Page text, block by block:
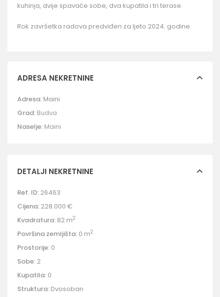
kuhinja, dvije spavaće sobe, dva kupatila i tri terase.
Rok završetka radova predviđen za ljeto 2024. godine.
ADRESA NEKRETNINE
Adresa: Maini
Grad: Budva
Naselje: Maini
DETALJI NEKRETNINE
Ref. ID: 26463
Cijena: 228.000 €
Kvadratura: 82 m2
Površina zemljišta: 0 m2
Prostorije: 0
Sobe: 2
Kupatila: 0
Struktura: Dvosoban